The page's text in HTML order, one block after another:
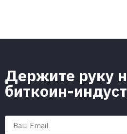
Держите руку
биткоин-